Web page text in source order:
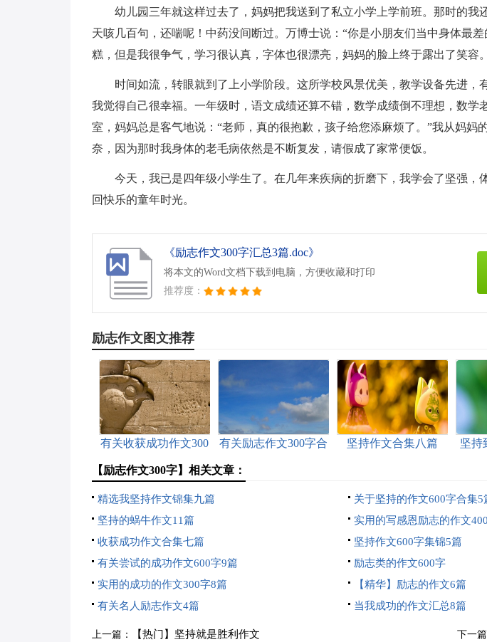
幼儿园三年就这样过去了，妈妈把我送到了私立小学上学前班。那时的我
天咳几百句，还喘呢！中药没间断过。万博士说：“你是小朋友们当中身体最
糕，但是我很争气，学习很认真，字体也很漂亮，妈妈的脸上终于露出了笑容。
时间如流，转眼就到了上小学阶段。这所学校风景优美，教学设备先进，
我觉得自己很幸福。一年级时，语文成绩还算不错，数学成绩倒不理想，数学
室，妈妈总是客气地说：“老师，真的很抱歉，孩子给您添麻烦了。”我从妈妈
奈，因为那时我身体的老毛病依然是不断复发，请假成了家常便饭。
今天，我已是四年级小学生了。在几年来疾病的折磨下，我学会了坚强，
回快乐的童年时光。
《励志作文300字汇总3篇.doc》
将本文的Word文档下载到电脑，方便收藏和打印
推荐度：
励志作文图文推荐
有关收获成功作文300
有关励志作文300字合
坚持作文合集八篇
坚持
【励志作文300字】相关文章：
精选我坚持作文锦集九篇
关于坚持的作文600字合集5
坚持的蜗牛作文11篇
实用的写感恩励志的作文
收获成功作文合集七篇
坚持作文600字集锦5篇
有关尝试的成功作文600字9篇
励志类的作文600字
实用的成功的作文300字8篇
【精华】励志的作文6篇
有关名人励志作文4篇
当我成功的作文汇总8篇
上一篇： 【热门】坚持就是胜利作文 下一篇